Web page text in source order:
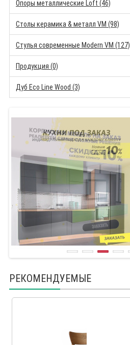
Опоры металлические Loft (46)
Столы керамика & металл VM (98)
Стулья современные Modern VM (127)
Продукция (0)
Дуб Eco Line Wood (3)
РЕКОМЕНДУЕМЫЕ